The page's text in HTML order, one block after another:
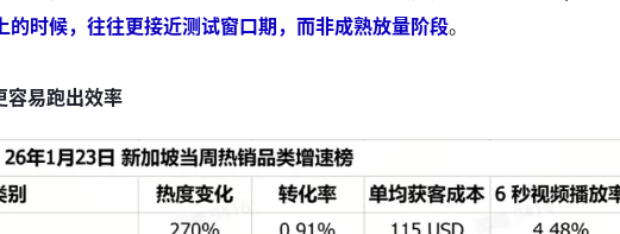
的时候，往往更接近测试窗口期，而非成熟放量阶段。
容易跑出效率